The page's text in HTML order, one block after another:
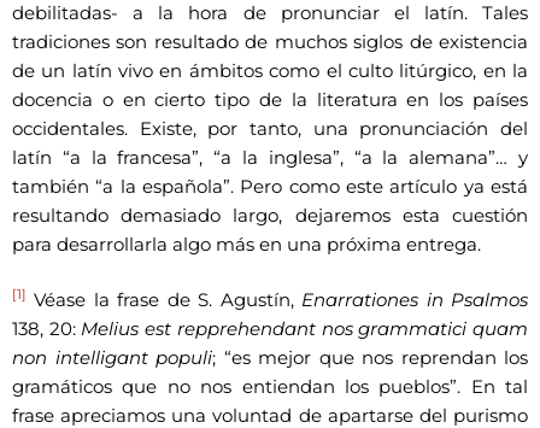
debilitadas- a la hora de pronunciar el latín. Tales
tradiciones son resultado de muchos siglos de existencia
de un latín vivo en ámbitos como el culto litúrgico, en la
docencia o en cierto tipo de la literatura en los países
occidentales. Existe, por tanto, una pronunciación del
latín “a la francesa”, “a la inglesa”, “a la alemana”… y
también “a la española”. Pero como este artículo ya está
resultando demasiado largo, dejaremos esta cuestión
para desarrollarla algo más en una próxima entrega.
[1] Véase la frase de S. Agustín, Enarrationes in Psalmos
138, 20: Melius est repprehendant nos grammatici quam
non intelligant populi; “es mejor que nos reprendan los
gramáticos que no nos entiendan los pueblos”. En tal
frase apreciamos una voluntad de apartarse del purismo